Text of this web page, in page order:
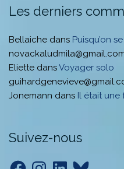
Les derniers
Bellaiche dans Puisqu’on
Eliette dansVoyager solo
Jonemann dans Il était une
Suivez-nous
FacebookInstagramLinkedInBluesky